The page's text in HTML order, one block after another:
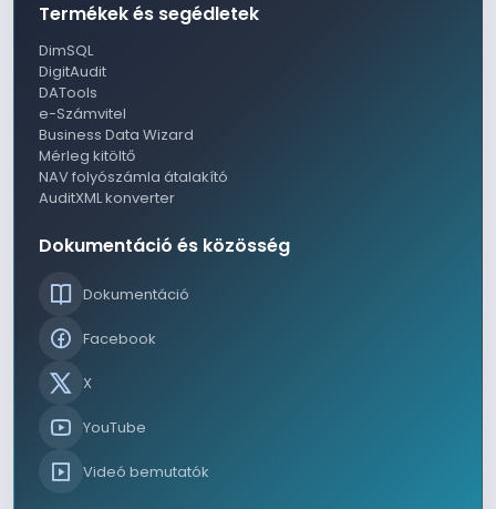
Termékek és segédletek
DimSQL
DigitAudit
DATools
e-Számvitel
Business Data Wizard
Mérleg kitöltő
NAV folyószámla átalakító
AuditXML konverter
Dokumentáció és közösség
Dokumentáció
Facebook
X
YouTube
Videó bemutatók